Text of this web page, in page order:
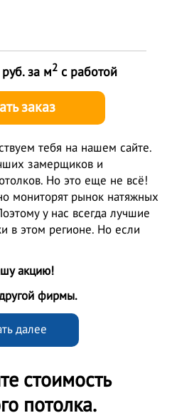
руб. за м2 с работой
заказ
тебя на нашем сайте.
замерщиков и
Но это еще не всё!
мониторят рынок натяжных
у нас всегда лучшие
в этом регионе. Но если
акцию!
фирмы.
далее
стоимость
потолка.